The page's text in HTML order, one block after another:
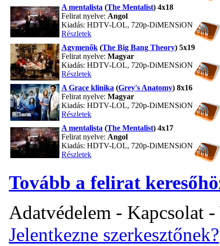
A mentalista (The Mentalist) 4x18
Felirat nyelve: Angol
Kiadás: HDTV-LOL, 720p-DiMENSiON
Részletek
Agymenők (The Big Bang Theory) 5x19
Felirat nyelve: Magyar
Kiadás: HDTV-LOL, 720p-DiMENSiON
Részletek
A Grace klinika (Grey's Anatomy) 8x16
Felirat nyelve: Magyar
Kiadás: HDTV-LOL, 720p-DiMENSiON
Részletek
A mentalista (The Mentalist) 4x17
Felirat nyelve: Angol
Kiadás: HDTV-LOL, 720p-DiMENSiON
Részletek
Tovább a felirat
Adatvédelem - Kapcsolat
Jelentkezne szerkesztőnek?